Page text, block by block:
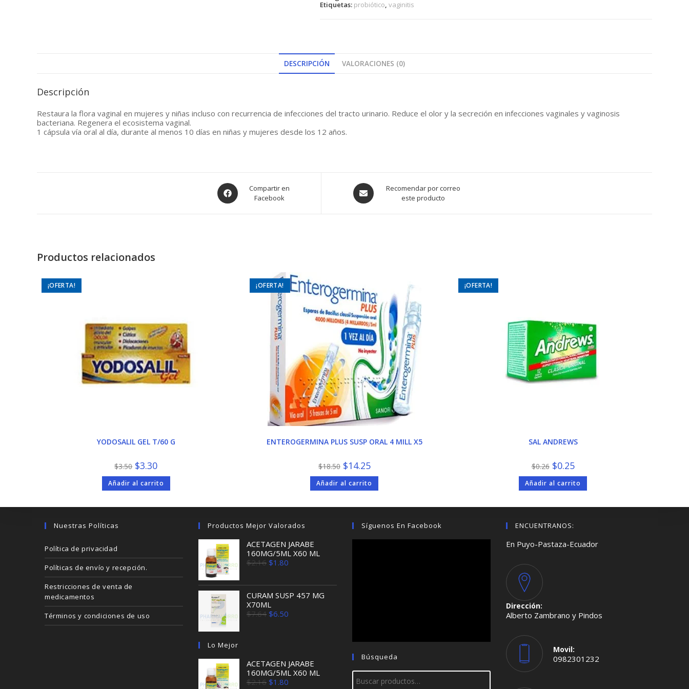
Etiquetas: probiótico, vaginitis
DESCRIPCIÓN VALORACIONES (0)
Descripción
Restaura la flora vaginal en mujeres y niñas incluso con recurrencia de infecciones del tracto urinario. Reduce el olor y la secreción en infecciones vaginales y vaginosis
bacteriana. Regenera el ecosistema vaginal.
1 cápsula vía oral al día, durante al menos 10 días en niñas y mujeres desde los 12 años.
Opens
in
Compartir en
Facebook
Opens
in
Recomendar por correo
este producto
Productos relacionados
¡OFERTA!
YODOSALIL GEL T/60 G
$3.50 El
precio
original
era:
$3.50.
$3.30El
precio
actual
es:
$3.30.
Añadir al carrito
¡OFERTA!
ENTEROGERMINA PLUS SUSP ORAL 4 MILL X5
$18.50 El
precio
original
era:
$18.50.
$14.25El
precio
actual
es:
$14.25.
Añadir al carrito
¡OFERTA!
SAL ANDREWS
$0.26 El
precio
original
era:
$0.26.
$0.25El
precio
actual
es:
$0.25.
Añadir al carrito
Nuestras Políticas
Política de privacidad
Políticas de envío y recepción.
Restricciones de venta de
medicamentos
Términos y condiciones de uso
Productos Mejor Valorados
ACETAGEN JARABE
160MG/5ML X60 ML
$2.16 El
precio
era:
$2.16.
$1.80
es:
$1.80.
CURAM SUSP 457 MG
X70ML
$7.64 El
precio
$6.50
Lo Mejor
ACETAGEN JARABE
160MG/5ML X60 ML
$2.16 El
$1.80
Síguenos En Facebook
Búsqueda
ENCUENTRANOS:
En Puyo-Pastaza-Ecuador
Dirección:
Alberto Zambrano y Pindos
Movil:
0982301232